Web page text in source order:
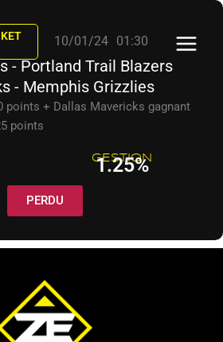
10/01/24 01:30
- Portland Trail Blazers
- Memphis Grizzlies
points + Dallas Mavericks gagnant
points
GESTION
1.25%
PERDU